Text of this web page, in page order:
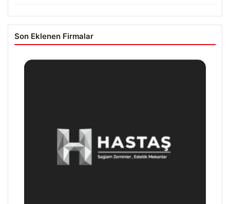
Son Eklenen Firmalar